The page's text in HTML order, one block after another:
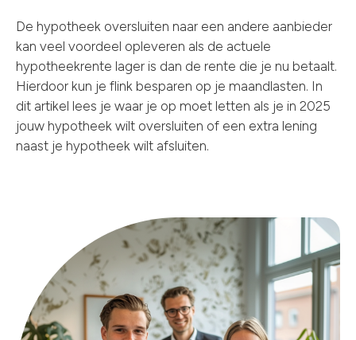
De hypotheek oversluiten naar een andere aanbieder
kan veel voordeel opleveren als de actuele
hypotheekrente lager is dan de rente die je nu betaalt.
Hierdoor kun je flink besparen op je maandlasten. In
dit artikel lees je waar je op moet letten als je in 2025
jouw hypotheek wilt oversluiten of een extra lening
naast je hypotheek wilt afsluiten.